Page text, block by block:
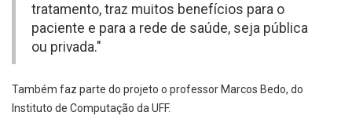
tratamento, traz muitos benefícios para o
paciente e para a rede de saúde, seja pública
ou privada."
Também faz parte do projeto o professor Marcos Bedo, do
Instituto de Computação da UFF.